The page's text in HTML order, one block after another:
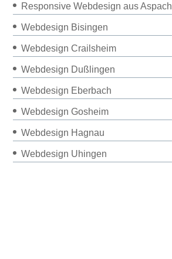
Responsive Webdesign aus Aspach
Webdesign Bisingen
Webdesign Crailsheim
Webdesign Dußlingen
Webdesign Eberbach
Webdesign Gosheim
Webdesign Hagnau
Webdesign Uhingen